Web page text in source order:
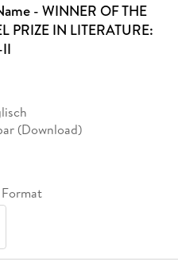
- WINNER OF THE
PRIZE IN LITERATURE:
(Download)